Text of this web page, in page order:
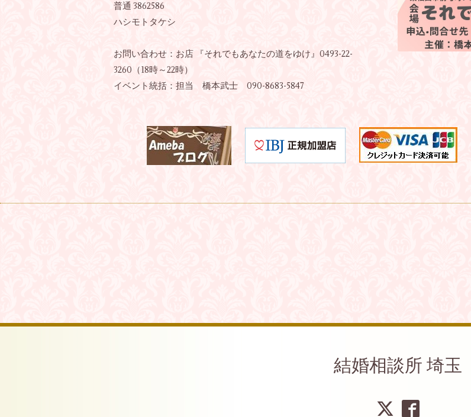
普通 3862586
ハシモトタケシ
お問い合わせ：お店 『それでもあなたの道をゆけ』 0493-22-
3260（18時～22時）
イベント統括：担当 橋本武士 090-8683-5847
結婚相談所 埼玉